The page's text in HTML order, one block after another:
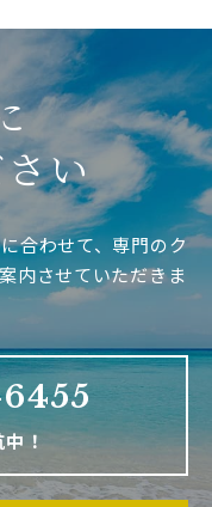
い
合わせて、専門のク
内させていただきま
中！